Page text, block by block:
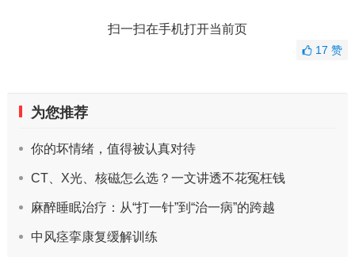
扫一扫在手机打开当前页
17赞
为您推荐
你的坏情绪，值得被认真对待
CT、X光、核磁怎么选？一文讲透不花冤枉钱
麻醉睡眠治疗：从“打一针”到“治一病”的跨越
中风痉挛康复缓解训练